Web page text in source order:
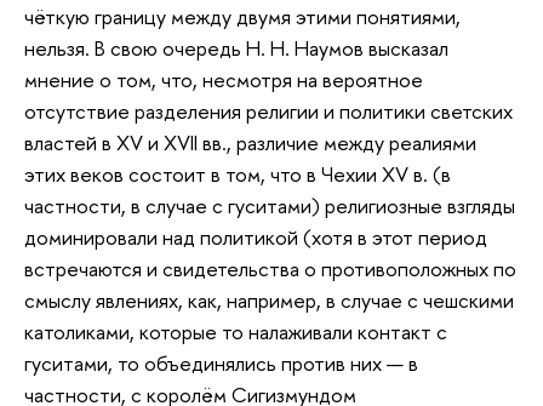
чёткую границу между двумя этими понятиями,
нельзя. В свою очередь Н. Н. Наумов высказал
мнение о том, что, несмотря на вероятное
отсутствие разделения религии и политики светских
властей в XV и XVII вв., различие между реалиями
этих веков состоит в том, что в Чехии XV в. (в
частности, в случае с гуситами) религиозные взгляды
доминировали над политикой (хотя в этот период
встречаются и свидетельства о противоположных по
смыслу явлениях, как, например, в случае с чешскими
католиками, которые то налаживали контакт с
гуситами, то объединялись против них — в
частности, с королём Сигизмундом